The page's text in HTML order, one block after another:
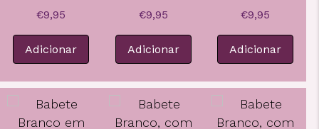
€9,95
Adicionar
€9,95
Adicionar
€9,95
Adicionar